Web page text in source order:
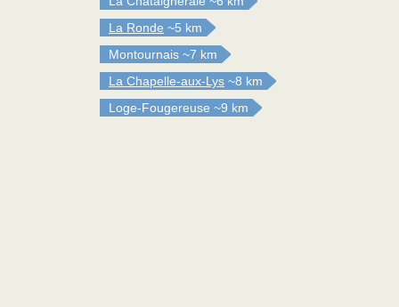
La Ronde ~5 km
Montournais ~7 km
La Chapelle-aux-Lys ~8 km
Loge-Fougereuse ~9 km